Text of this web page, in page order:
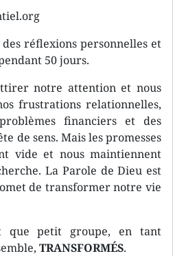
des réflexions personnelles et
50 jours.
notre attention et nous
frustrations relationnelles,
financiers et des
de sens. Mais les promesses
vide et nous maintiennent
La Parole de Dieu est
de transformer notre vie
que petit groupe, en tant
TRANSFORMÉS.